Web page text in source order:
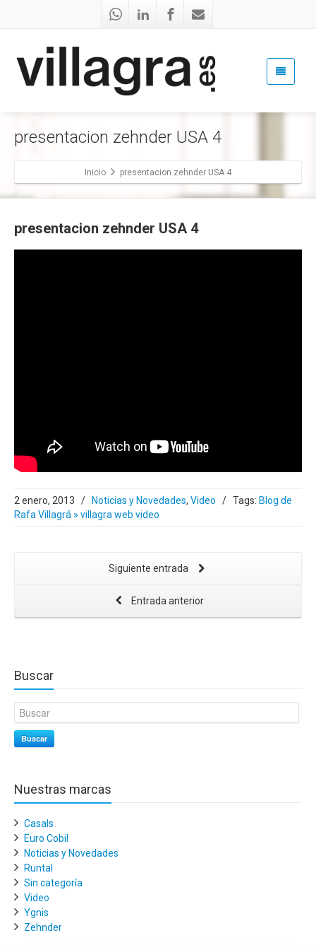
presentacion zehnder USA 4
Inicio presentacion zehnder USA 4
presentacion zehnder USA 4
2 enero, 2013 / Noticias y Novedades, Video / Tags: Blog de
Rafa Villagrá » villagra web video
Siguiente entrada
Entrada anterior
Buscar
Buscar
Nuestras marcas
Casals
Euro Cobil
Noticias y Novedades
Runtal
Sin categoría
Video
Ygnis
Zehnder